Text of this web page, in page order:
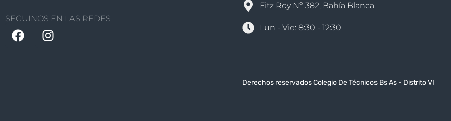
SEGUINOS EN LAS REDES
Fitz Roy Nº 382, Bahía Blanca.
Lun - Vie: 8:30 - 12:30
Derechos reservados Colegio De Técnicos Bs As - Distrito VI